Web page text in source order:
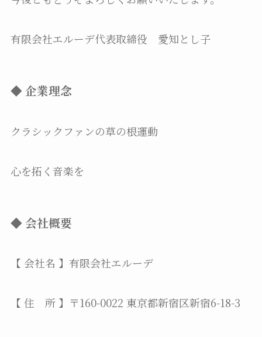
有限会社エルーデ代表取締役 愛知とし子
◆ 企業理念
クラシックファンの草の根運動
心を拓く音楽を
◆ 会社概要
【 会社名 】有限会社エルーデ
【 住 所 】〒160-0022 東京都新宿区新宿6-18-3